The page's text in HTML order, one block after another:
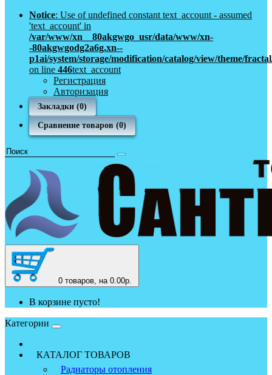
Notice: Use of undefined constant text_account - assumed
'text_account' in
/var/www/xn__80akgwgo_usr/data/www/xn-
-80akgwgodg2a6g.xn--
p1ai/system/storage/modification/catalog/view/theme/
on line 446text_account
Регистрация
Авторизация
Закладки (0)
Сравнение товаров (0)
0 товаров, на 0.00р.
В корзине пусто!
Категории
КАТАЛОГ ТОВАРОВ
Радиаторы отопления